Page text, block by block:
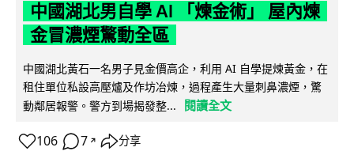
中國湖北男自學 AI 「煉金術」 屋內煉
金冒濃煙驚動全區
中國湖北黃石一名男子見金價高企，利用 AI 自學提煉黃金，在
租住單位私設高壓爐及作坊冶煉，過程產生大量刺鼻濃煙，驚
動鄰居報警。警方到場揭發整...
閱讀全文
106 7 ↗ 分享